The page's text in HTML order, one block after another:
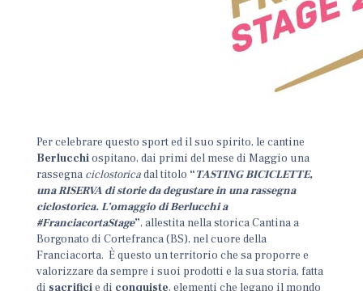
Per celebrare questo sport ed il suo spirito, le cantine
Berlucchiospitano, dai primi del mese di Maggio una
rassegna ciclostoricadal titolo “TASTING BICICLETTE,
una RISERVA di storie da degustare in una rassegna
ciclostorica. L’omaggio di Berlucchi a
#FranciacortaStage”, allestita nella storica Cantina a
Borgonato di Cortefranca (BS), nel cuore della
Franciacorta. È questo un territorio che sa proporre e
valorizzare da sempre i suoi prodotti e la sua storia, fatta
di sacrificie di conquiste, elementi che legano il mondo